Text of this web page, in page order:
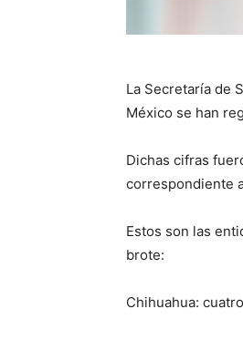
La Secretaría de
México se han
Dichas cifras
correspondiente
Estos son las
brote:
Chihuahua: